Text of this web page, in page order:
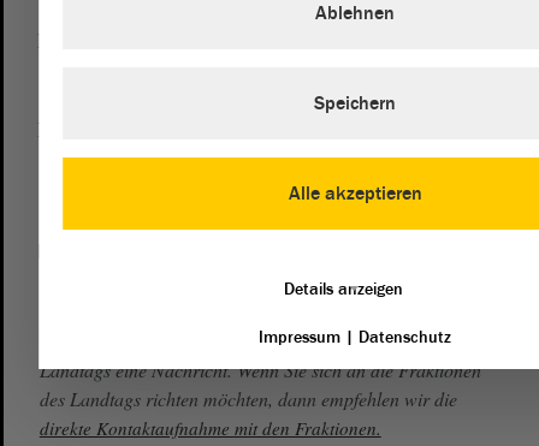
Presse- und Öffentlichkeitsarbeit
0391 / 560 - 0
landtag@lt.sachsen-anhalt.de
Mit diesem Kontaktformular senden Sie der Verwaltung des
Landtags eine Nachricht. Wenn Sie sich an die Fraktionen
des Landtags richten möchten, dann empfehlen wir die
direkte Kontaktaufnahme mit den Fraktionen.
Alle akzeptieren
Ablehnen
Speichern
Details anzeigen
Impressum | Datenschutz